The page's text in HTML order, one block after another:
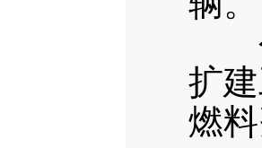
公
扩
燃